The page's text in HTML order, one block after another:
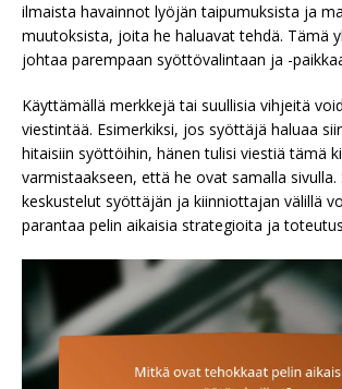
ilmaista havainnot lyöjän taipumuksista ja
muutoksista, joita he haluavat tehdä. Tämä
johtaa parempaan syöttövalintaan ja -
Käyttämällä merkkejä tai suullisia vihjeitä
viestintää. Esimerkiksi, jos syöttäjä haluaa
hitaisiin syöttöihin, hänen tulisi viestiä tämä
varmistaakseen, että he ovat samalla sivulla.
keskustelut syöttäjän ja kiinniottajan välillä
parantaa pelin aikaisia strategioita ja